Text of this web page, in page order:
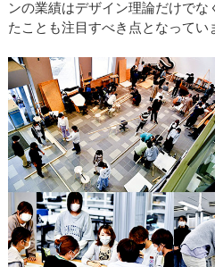
ンの業績はデザイン理論だけでな
たことも注目すべき点となってい